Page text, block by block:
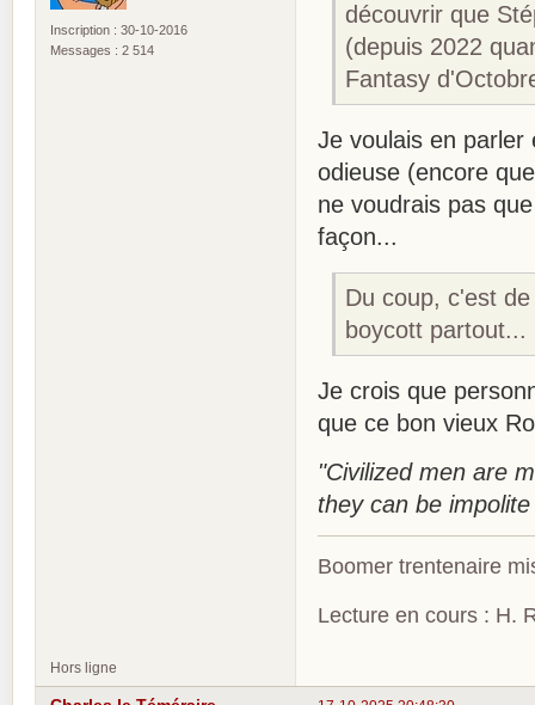
Inscription : 30-10-2016
Messages : 2 514
découvrir que
(depuis 2022
Fantasy
Je voulais en parler
odieuse (encore
ne voudrais pas
façon...
Du coup, c'est
boycott
Je crois que
que ce bon vieux
"Civilized men are
they can be
Boomer trentenaire
Lecture en cours : H.
Hors ligne